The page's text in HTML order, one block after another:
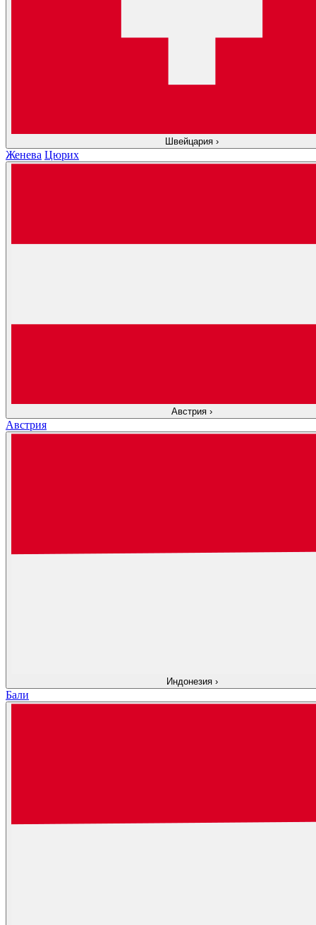
Швейцария ›
Женева Цюрих
Австрия ›
Австрия
Индонезия ›
Бали